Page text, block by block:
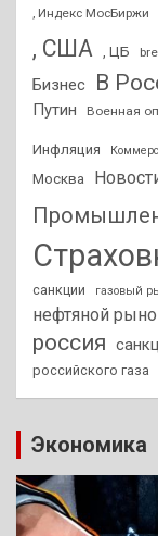
, Индекс МосБиржи
, США , ЦБ
Бизнес В
Путин
Военная
Инфляция
Москва
санкции
газовый
нефтяной
россия
российского газа
Экономика